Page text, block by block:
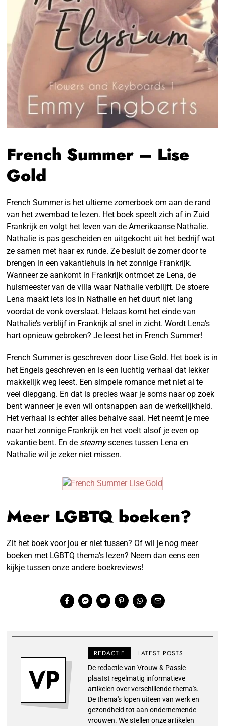
French Summer – Lise
Gold
French Summer is het ultieme zomerboek om aan de rand
van het zwembad te lezen. Het boek speelt zich af in Zuid
Frankrijk en volgt het leven van de Amerikaanse Nathalie.
Nathalie is pas gescheiden en uitgekocht uit het bedrijf wat
ze samen met haar ex runde. Ze besluit de zomer door te
brengen in een vakantiehuis in het zonnige Frankrijk.
Wanneer ze aankomt in Frankrijk ontmoet ze Lena, de
huismeester van de villa waar Nathalie verblijft. De stoere
Lena maakt iets los in Nathalie en het duurt niet lang
voordat de vonk overslaat. Helaas komt het einde van
Nathalie’s verblijf in Frankrijk al snel in zicht. Wordt Lena’s
hart opnieuw gebroken? Je leest het in French Summer!
French Summer is geschreven door Lise Gold. Het boek is in
het Engels geschreven en is een luchtig verhaal dat lekker
makkelijk weg leest. Een simpele romance met niet al te
veel diepgang. En dat is precies waar je soms naar op zoek
bent wanneer je even wil ontsnappen aan de werkelijkheid.
Het verhaal is echter alles behalve saai. Het neemt je mee
naar het zonnige Frankrijk en het voelt alsof je even op
vakantie bent. En de steamyscenes tussen Lena en
Nathalie wil je zeker niet missen.
Meer LGBTQ boeken?
Zit het boek voor jou er niet tussen? Of wil je nog meer
boeken met LGBTQ thema’s lezen? Neem dan eens een
kijkje tussen onze andere boekreviews!
REDACTIE LATEST POSTS
De redactie van Vrouw & Passie
plaatst regelmatig informatieve
artikelen over verschillende thema's.
De thema's lopen uiteen van werk en
gezondheid tot aan ondernemende
vrouwen. We stellen onze artikelen